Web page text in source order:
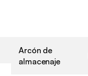
Arcón de
almacenaje